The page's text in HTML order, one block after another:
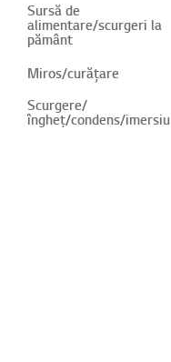
Sursă de
alimentare/scurgeri la
pământ
Miros/curățare
Scurgere/
îngheț/condens/imersiu